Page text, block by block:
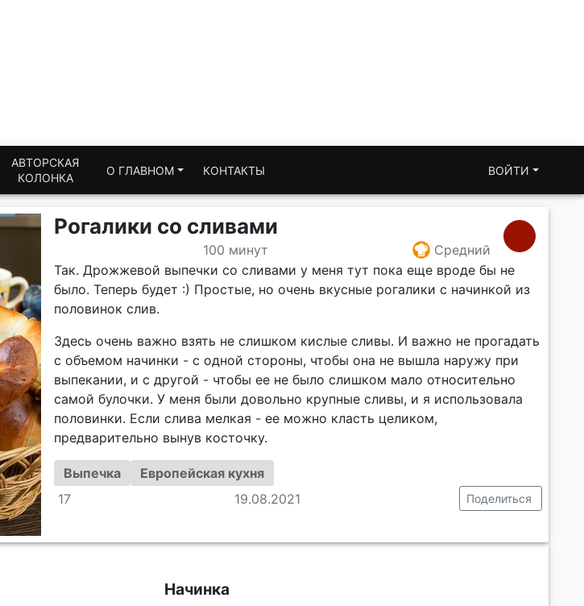
АВТОРСКАЯ
КОЛОНКА
О ГЛАВНОМ КОНТАКТЫ ВОЙТИ
Рогалики со сливами
100 минут
Средний
Так. Дрожжевой выпечки со сливами у меня тут пока еще вроде бы не
было. Теперь будет :) Простые, но очень вкусные рогалики с начинкой из
половинок слив.
Здесь очень важно взять не слишком кислые сливы. И важно не прогадать
с объемом начинки - с одной стороны, чтобы она не вышла наружу при
выпекании, и с другой - чтобы ее не было слишком мало относительно
самой булочки. У меня были довольно крупные сливы, и я использовала
половинки. Если слива мелкая - ее можно класть целиком,
предварительно вынув косточку.
Выпечка
Европейская кухня
17
19.08.2021 Поделиться
Начинка